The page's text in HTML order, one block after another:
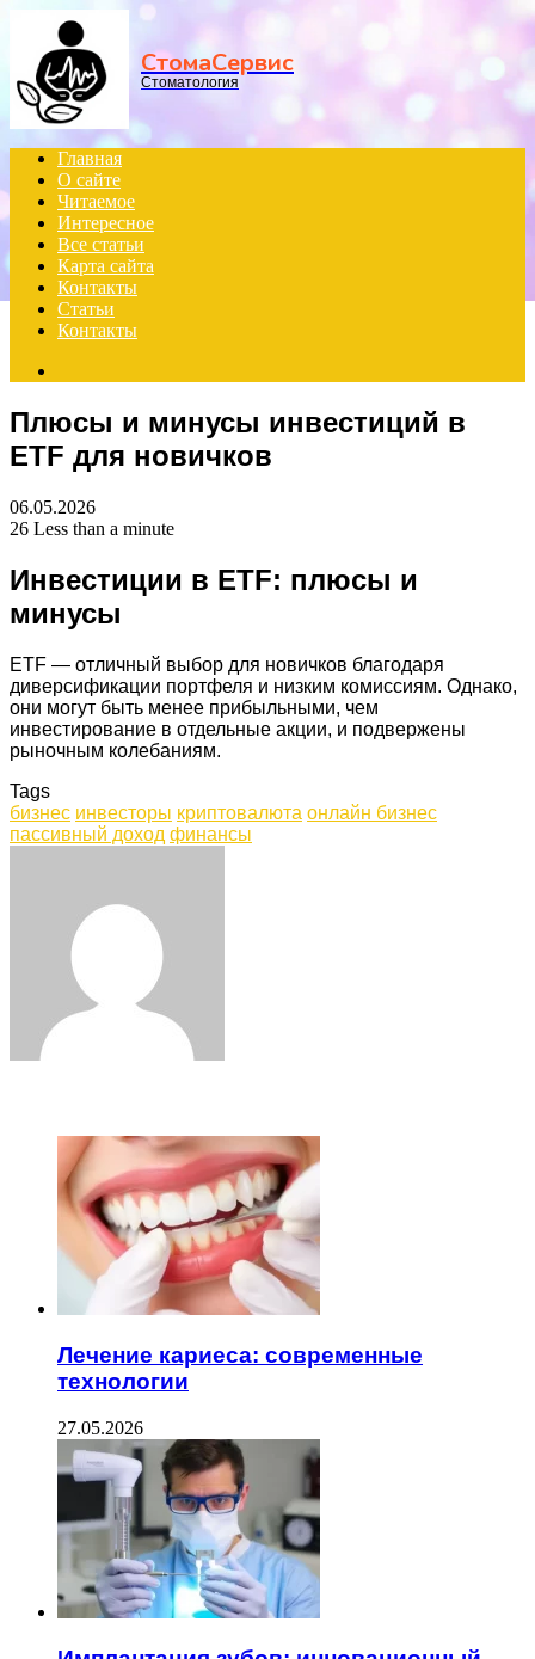
СтомаСервис
Стоматология
Главная
О сайте
Читаемое
Интересное
Все статьи
Карта сайта
Контакты
Статьи
Контакты
Плюсы и минусы инвестиций в
ETF для новичков
06.05.2026
26 Less than a minute
Инвестиции в ETF: плюсы и
минусы
ETF — отличный выбор для новичков благодаря
диверсификации портфеля и низким комиссиям. Однако,
они могут быть менее прибыльными, чем
инвестирование в отдельные акции, и подвержены
рыночным колебаниям.
Tags
бизнес инвесторы криптовалюта онлайн бизнес
пассивный доход финансы
Лечение кариеса: современные
технологии
27.05.2026